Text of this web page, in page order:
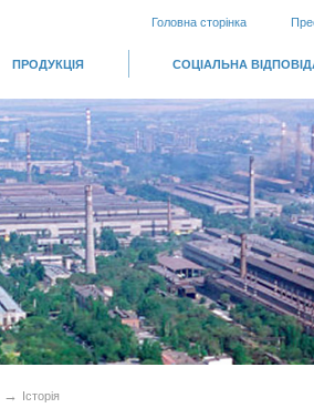
Головна сторінка
ПРОДУКЦІЯ СОЦІАЛЬНА
→ Історія